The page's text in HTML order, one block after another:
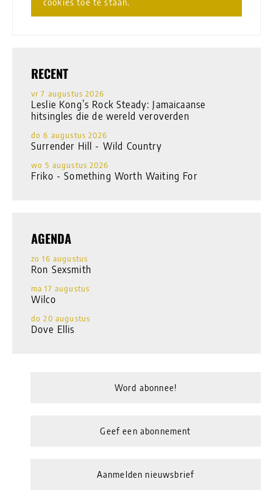
cookies toe te staan.
RECENT
vr 7 augustus 2026
Leslie Kong’s Rock Steady: Jamaicaanse
hitsingles die de wereld veroverden
do 6 augustus 2026
Surrender Hill - Wild Country
wo 5 augustus 2026
Friko - Something Worth Waiting For
AGENDA
zo 16 augustus
Ron Sexsmith
ma 17 augustus
Wilco
do 20 augustus
Dove Ellis
Word abonnee!
Geef een abonnement
Aanmelden nieuwsbrief